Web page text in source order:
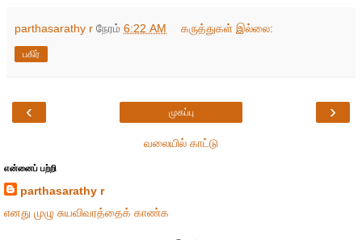
parthasarathy r நேரம் 6:22 AM கருத்துகள் இல்லை:
பகிர்
‹ ›
முகப்பு
வலையில் காட்டு
என்னைப் பற்றி
parthasarathy r
எனது முழு சுயவிவரத்தைக் காண்க